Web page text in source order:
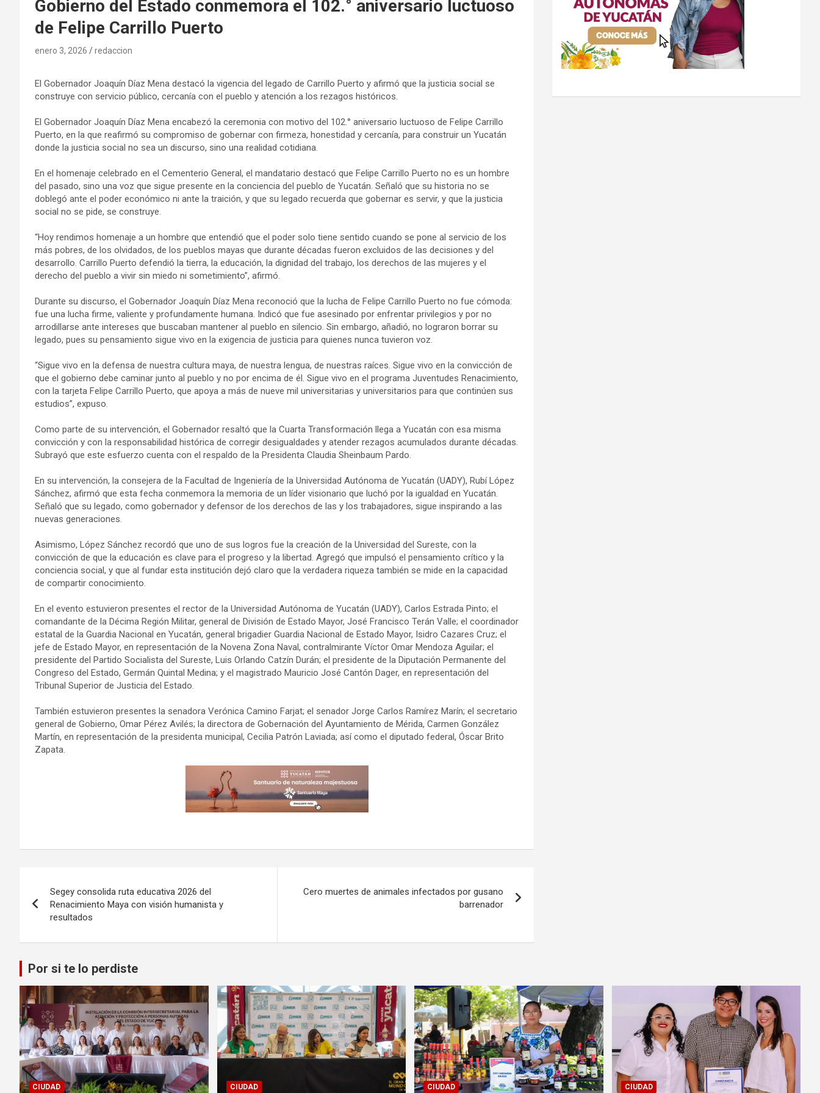
Gobierno del Estado conmemora el 102.° aniversario luctuoso
de Felipe Carrillo Puerto
enero 3, 2026 redaccion
El Gobernador Joaquín Díaz Mena destacó la vigencia del legado de Carrillo Puerto y afirmó que la justicia social se
construye con servicio público, cercanía con el pueblo y atención a los rezagos históricos.
El Gobernador Joaquín Díaz Mena encabezó la ceremonia con motivo del 102.° aniversario luctuoso de Felipe Carrillo
Puerto, en la que reafirmó su compromiso de gobernar con firmeza, honestidad y cercanía, para construir un Yucatán
donde la justicia social no sea un discurso, sino una realidad cotidiana.
En el homenaje celebrado en el Cementerio General, el mandatario destacó que Felipe Carrillo Puerto no es un hombre
del pasado, sino una voz que sigue presente en la conciencia del pueblo de Yucatán. Señaló que su historia no se
doblegó ante el poder económico ni ante la traición, y que su legado recuerda que gobernar es servir, y que la justicia
social no se pide, se construye.
“Hoy rendimos homenaje a un hombre que entendió que el poder solo tiene sentido cuando se pone al servicio de los
más pobres, de los olvidados, de los pueblos mayas que durante décadas fueron excluidos de las decisiones y del
desarrollo. Carrillo Puerto defendió la tierra, la educación, la dignidad del trabajo, los derechos de las mujeres y el
derecho del pueblo a vivir sin miedo ni sometimiento”, afirmó.
Durante su discurso, el Gobernador Joaquín Díaz Mena reconoció que la lucha de Felipe Carrillo Puerto no fue cómoda:
fue una lucha firme, valiente y profundamente humana. Indicó que fue asesinado por enfrentar privilegios y por no
arrodillarse ante intereses que buscaban mantener al pueblo en silencio. Sin embargo, añadió, no lograron borrar su
legado, pues su pensamiento sigue vivo en la exigencia de justicia para quienes nunca tuvieron voz.
“Sigue vivo en la defensa de nuestra cultura maya, de nuestra lengua, de nuestras raíces. Sigue vivo en la convicción de
que el gobierno debe caminar junto al pueblo y no por encima de él. Sigue vivo en el programa Juventudes Renacimiento,
con la tarjeta Felipe Carrillo Puerto, que apoya a más de nueve mil universitarias y universitarios para que continúen sus
estudios”, expuso.
Como parte de su intervención, el Gobernador resaltó que la Cuarta Transformación llega a Yucatán con esa misma
convicción y con la responsabilidad histórica de corregir desigualdades y atender rezagos acumulados durante décadas.
Subrayó que este esfuerzo cuenta con el respaldo de la Presidenta Claudia Sheinbaum Pardo.
En su intervención, la consejera de la Facultad de Ingeniería de la Universidad Autónoma de Yucatán (UADY), Rubí López
Sánchez, afirmó que esta fecha conmemora la memoria de un líder visionario que luchó por la igualdad en Yucatán.
Señaló que su legado, como gobernador y defensor de los derechos de las y los trabajadores, sigue inspirando a las
nuevas generaciones.
Asimismo, López Sánchez recordó que uno de sus logros fue la creación de la Universidad del Sureste, con la
convicción de que la educación es clave para el progreso y la libertad. Agregó que impulsó el pensamiento crítico y la
conciencia social, y que al fundar esta institución dejó claro que la verdadera riqueza también se mide en la capacidad
de compartir conocimiento.
En el evento estuvieron presentes el rector de la Universidad Autónoma de Yucatán (UADY), Carlos Estrada Pinto; el
comandante de la Décima Región Militar, general de División de Estado Mayor, José Francisco Terán Valle; el coordinador
estatal de la Guardia Nacional en Yucatán, general brigadier Guardia Nacional de Estado Mayor, Isidro Cazares Cruz; el
jefe de Estado Mayor, en representación de la Novena Zona Naval, contralmirante Víctor Omar Mendoza Aguilar; el
presidente del Partido Socialista del Sureste, Luis Orlando Catzín Durán; el presidente de la Diputación Permanente del
Congreso del Estado, Germán Quintal Medina; y el magistrado Mauricio José Cantón Dager, en representación del
Tribunal Superior de Justicia del Estado.
También estuvieron presentes la senadora Verónica Camino Farjat; el senador Jorge Carlos Ramírez Marín; el secretario
general de Gobierno, Omar Pérez Avilés; la directora de Gobernación del Ayuntamiento de Mérida, Carmen González
Martín, en representación de la presidenta municipal, Cecilia Patrón Laviada; así como el diputado federal, Óscar Brito
Zapata.
de
Segey consolida ruta educativa 2026 del
Renacimiento Maya con visión humanista y
resultados
Cero muertes de animales infectados por gusano
barrenador
Por si te lo perdiste
CIUDAD CIUDAD CIUDAD CIUDAD